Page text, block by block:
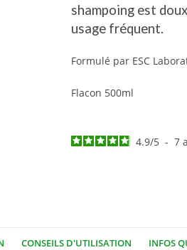
shampoing est
usage fréquent.
Formulé par ESC
Flacon 500ml
4.9/5 - 7
CONSEILS D'UTILISATION INFOS